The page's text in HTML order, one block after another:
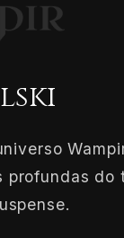
profundas do